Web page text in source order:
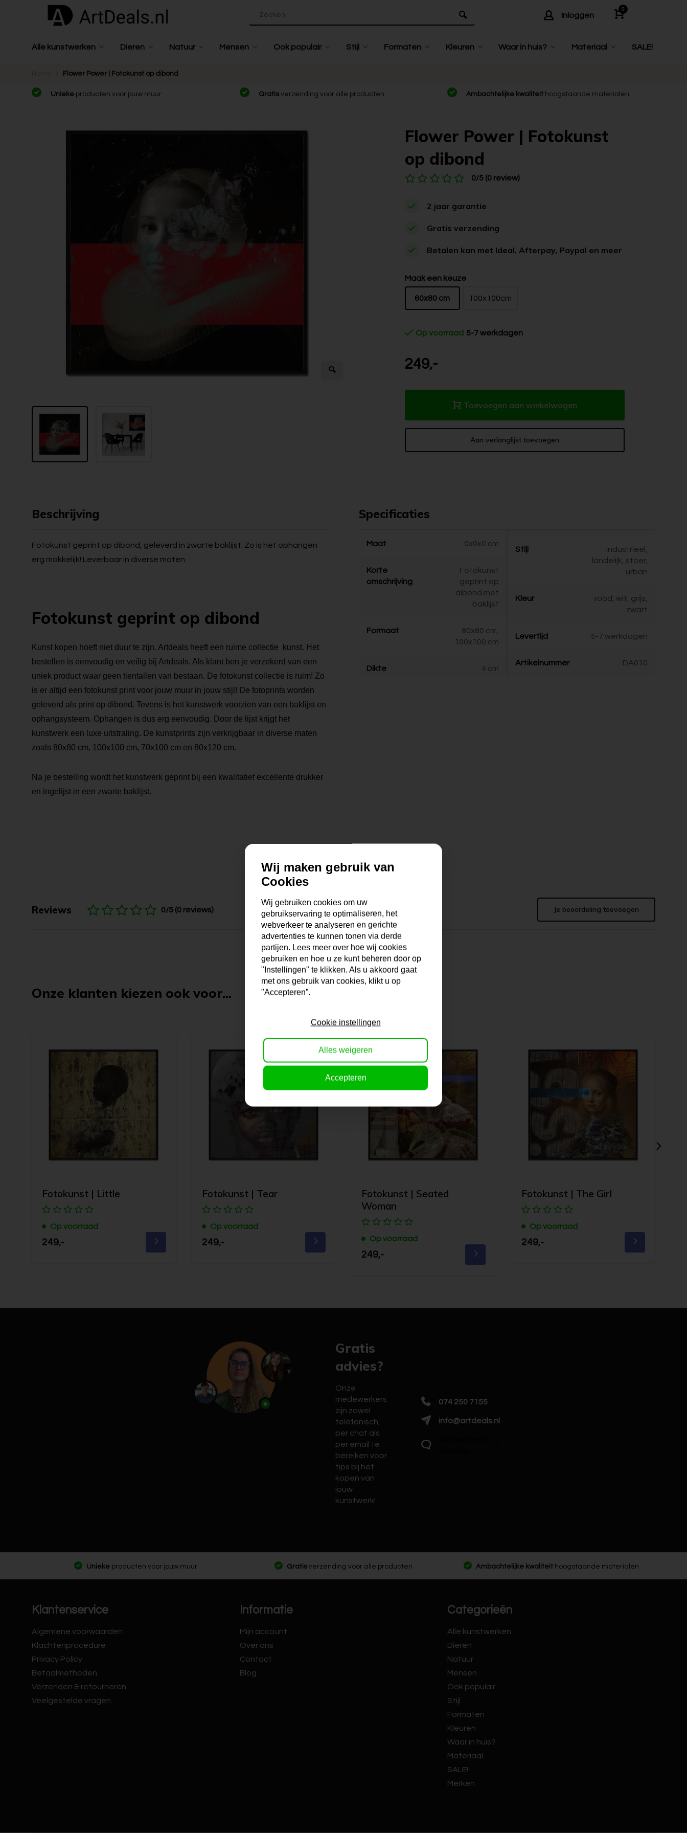
Inloggen
0
Alle kunstwerken Dieren Natuur Mensen Ook populair Stijl Formaten Kleuren Waar in huis? Materiaal SALE!
Flower Power | Fotokunst op dibond
Unieke producten voor jouw muur Gratisverzending voor alle producten Ambachtelijke kwaliteit hoogstaande materialen
Flower Power | Fotokunst
op dibond
0/5 (0 review)
2 jaar garantie
Gratis verzending
Betalen kan met Ideal, Afterpay, Paypal en meer
Maak een keuze
80x80 cm 100x100cm
Op voorraad 5-7 werkdagen
249,-
Toevoegen aan winkelwagen
Aan verlanglijst toevoegen
Beschrijving
Fotokunst geprint op dibond, geleverd in zwarte baklijst. Zo is het ophangen
erg makkelijk! Leverbaar in diverse maten.
Fotokunst geprint op dibond
Kunst kopen hoeft niet duur te zijn. Artdeals heeft een ruime collectie kunst. Het
bestellen is eenvoudig en veilig bij Artdeals. Als klant ben je verzekerd van een
uniek product waar geen tientallen van bestaan. De fotokunst collectie is ruim! Zo
is er altijd een fotokunst print voor jouw muur in jouw stijl! De fotoprints worden
geleverd als print op dibond. Tevens is het kunstwerk voorzien van een baklijst en
ophangsysteem. Ophangen is dus erg eenvoudig. Door de lijst krijgt het
kunstwerk een luxe uitstraling. De kunstprints zijn verkrijgbaar in diverse maten
zoals 80x80 cm, 100x100 cm, 70x100 cm en 80x120 cm.
Na je bestelling wordt het kunstwerk geprint bij een kwalitatief excellente drukker
en ingelijst in een zwarte baklijst.
Specificaties
Maat 0x0x0 cm
Korte
omschrijving
Fotokunst
geprint op
dibond met
baklijst
Formaat
80x80 cm,
100x100 cm
Dikte 4 cm
Stijl
Industrieel,
landelijk, stoer,
urban
Kleur
rood, wit, grijs,
zwart
Levertijd 5-7 werkdagen
Artikelnummer DA010
Reviews 0/5 (0 reviews) Je beoordeling toevoegen
Onze klanten kiezen ook voor...
Fotokunst | Little
Op voorraad
249,-
Fotokunst | Tear
Op voorraad
249,-
Fotokunst | Seated
Woman
Op voorraad
249,-
Fotokunst | The Girl
Op voorraad
249,-
Gratis
advies?
Onze
medewerkers
zijn zowel
telefonisch,
per chat als
per email te
bereiken voor
tips bij het
kopen van
jouw
kunstwerk!
074 250 7155
info@artdeals.nl
Unieke producten voor jouw muur Gratis verzending voor alle producten Ambachtelijke kwaliteit hoogstaande materialen
Klantenservice
Algemene voorwaarden
Klachtenprocedure
Privacy Policy
Betaalmethoden
Verzenden & retourneren
Veelgestelde vragen
Informatie
Mijn account
Over ons
Contact
Blog
Categorieën
Alle kunstwerken
Dieren
Natuur
Mensen
Ook populair
Stijl
Formaten
Kleuren
Waar in huis?
Materiaal
SALE!
Merken
Wij maken gebruik van
Cookies
Wij gebruiken cookies om uw
gebruikservaring te optimaliseren, het
webverkeer te analyseren en gerichte
advertenties te kunnen tonen via derde
partijen. Lees meer over hoe wij cookies
gebruiken en hoe u ze kunt beheren door op
"Instellingen" te klikken. Als u akkoord gaat
met ons gebruik van cookies, klikt u op
"Accepteren”.
Cookie instellingen
Alles weigeren
Accepteren